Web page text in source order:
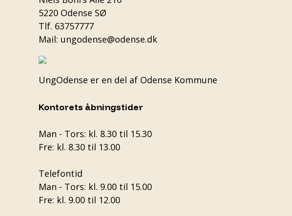
5220 Odense SØ
Tlf. 63757777
Mail: ungodense@odense.dk
UngOdense er en del af Odense Kommune
Kontorets åbningstider
Man - Tors: kl. 8.30 til 15.30
Fre: kl. 8.30 til 13.00
Telefontid
Man - Tors: kl. 9.00 til 15.00
Fre: kl. 9.00 til 12.00